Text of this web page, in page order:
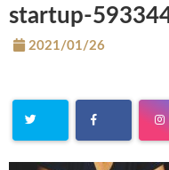
startup-
2021/01/26